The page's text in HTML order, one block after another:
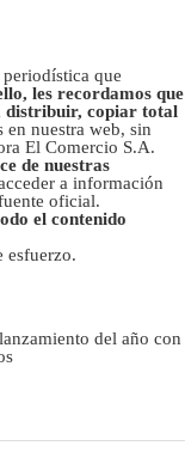
que
les recordamos que
distribuir, copiar total
en nuestra web, sin
El Comercio S.A.
de nuestras
a información
oficial.
el contenido
esfuerzo.
del año con